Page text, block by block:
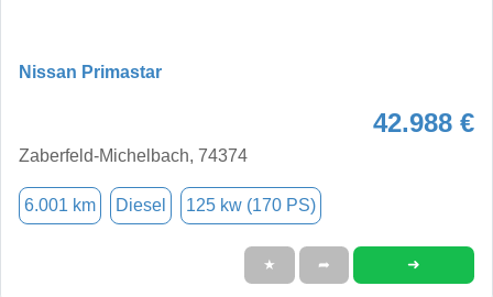
Nissan Primastar
42.988 €
Zaberfeld-Michelbach, 74374
6.001 km Diesel 125 kw (170 PS)
★ ➦ ➜